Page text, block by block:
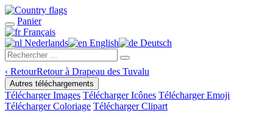
Panier
Français
Nederlands
English Deutsch
‹ RetourRetour à Drapeau des Tuvalu
Autres téléchargements
Télécharger Images Télécharger Icônes Télécharger Emoji
Télécharger Coloriage Télécharger Clipart